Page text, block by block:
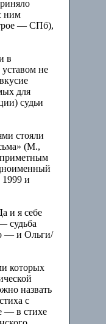
ним
— СПб),
в
не
для
судьи
стояли
(М.,
и
и я себе
судьба
— и Ольги/
которых
назвать
с
— в стихе